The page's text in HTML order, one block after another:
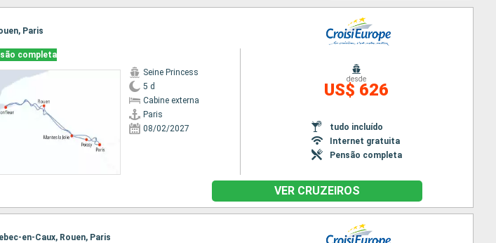
Paris
completa
Seine Princess
5 d
Cabine externa
Paris
08/02/2027
desde
US$ 626
tudo incluído
Internet gratuita
Pensão completa
VER CRUZEIROS
en-Caux, Rouen, Paris